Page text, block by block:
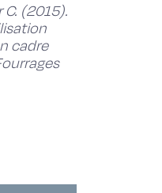
C. (2015).
cadre